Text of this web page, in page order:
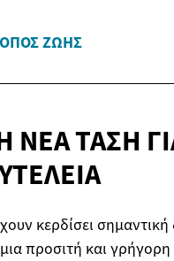
ΖΩΉΣ
ΝΈΑ ΤΆΣΗ
κερδίσει
προσιτή και